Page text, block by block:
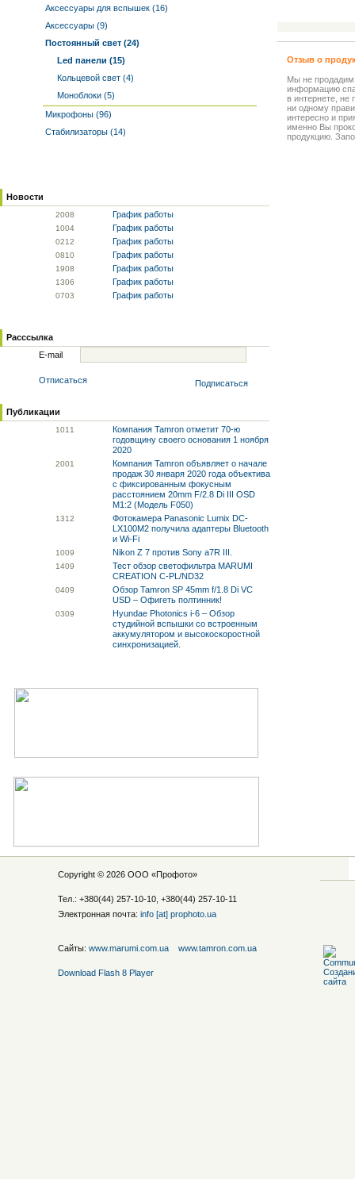
Аксессуары для вспышек (16)
Аксессуары (9)
Постоянный свет (24)
Led панели (15)
Кольцевой свет (4)
Моноблоки (5)
Микрофоны (96)
Стабилизаторы (14)
Новости
2008 График работы
1004 График работы
0212 График работы
0810 График работы
1908 График работы
1306 График работы
0703 График работы
Расссылка
E-mail
Отписаться Подписаться
Публикации
1011
Компания Tamron отметит 70-ю
годовщину своего основания 1 ноября
2020
2001
Компания Tamron объявляет о начале
продаж 30 января 2020 года объектива
с фиксированным фокусным
расстоянием 20mm F/2.8 Di III OSD
M1:2 (Модель F050)
1312
Фотокамера Panasonic Lumix DC-
LX100M2 получила адаптеры Bluetooth
и Wi-Fi
1009 Nikon Z 7 против Sony a7R III.
1409
Тест обзор светофильтра MARUMI
CREATION C-PL/ND32
0409
Обзор Tamron SP 45mm f/1.8 Di VC
USD – Офигеть полтинник!
0309
Hyundae Photonics i-6 – Обзор
студийной вспышки со встроенным
аккумулятором и высокоскоростной
синхронизацией.
Отзыв о
Мы не
информацию
в интернете, не
ни одному
интересно и
именно Вы
продукцию.
Copyright © 2026 ООО «Профото»
Тел.: +380(44) 257-10-10, +380(44) 257-10-11
Электронная почта: info [at] prophoto.ua
Сайты: www.marumi.com.ua www.tamron.com.ua
Download Flash 8 Player